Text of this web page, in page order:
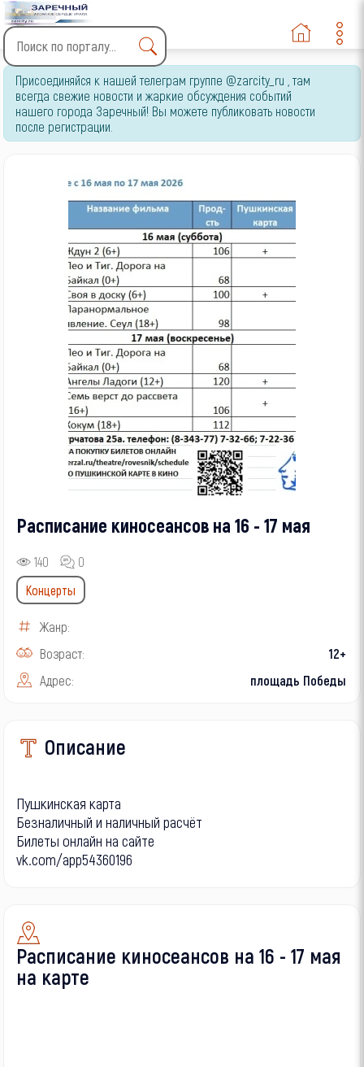
Type 2 or more characters
for results.
Присоединяйся к нашей телеграм группе @zarcity_ru , там
всегда свежие новости и жаркие обсуждения событий
нашего города Заречный! Вы можете публиковать новости
после регистрации.
Расписание киносеансов на 16 - 17 мая
140
0
Концерты
Жанр:
Возраст:
12+
Адрес:
площадь Победы
Описание
Пушкинская карта
Безналичный и наличный расчёт
Билеты онлайн на сайте
vk.com/app54360196
Расписание киносеансов на 16 - 17 мая
на карте